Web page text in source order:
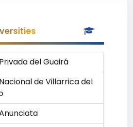
del Guairá
de Villarrica del